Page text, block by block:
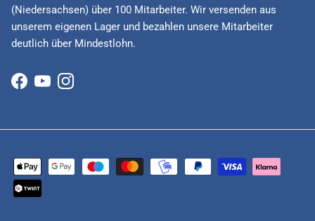
(Niedersachsen) über 100 Mitarbeiter. Wir versenden aus
unserem eigenen Lager und bezahlen unsere Mitarbeiter
deutlich über Mindestlohn.
Facebook
YouTubeInstagram